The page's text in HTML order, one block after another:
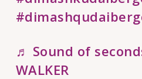
♬ Sound of
WALKER